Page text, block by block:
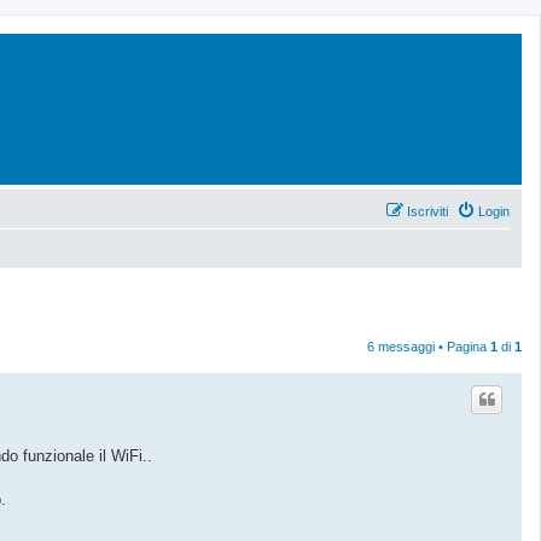
Login
Iscriviti
6 messaggi • Pagina 1 di 1
funzionale il WiFi..